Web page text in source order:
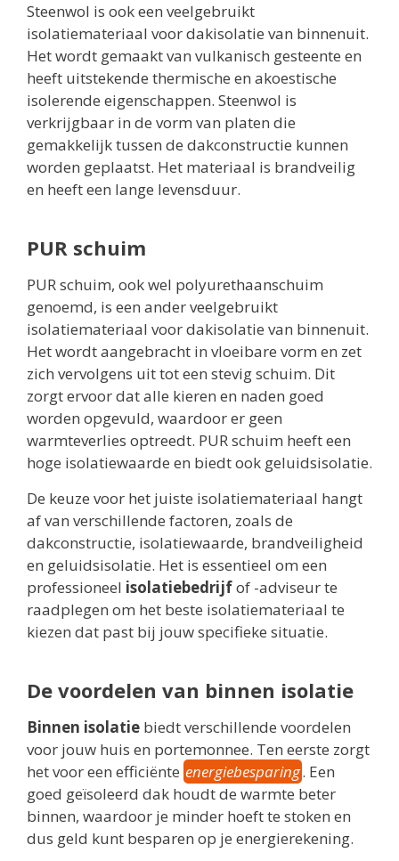
Steenwol is ook een veelgebruikt
isolatiemateriaal voor dakisolatie van binnenuit.
Het wordt gemaakt van vulkanisch gesteente en
heeft uitstekende thermische en akoestische
isolerende eigenschappen. Steenwol is
verkrijgbaar in de vorm van platen die
gemakkelijk tussen de dakconstructie kunnen
worden geplaatst. Het materiaal is brandveilig
en heeft een lange levensduur.
PUR schuim
PUR schuim, ook wel polyurethaanschuim
genoemd, is een ander veelgebruikt
isolatiemateriaal voor dakisolatie van binnenuit.
Het wordt aangebracht in vloeibare vorm en zet
zich vervolgens uit tot een stevig schuim. Dit
zorgt ervoor dat alle kieren en naden goed
worden opgevuld, waardoor er geen
warmteverlies optreedt. PUR schuim heeft een
hoge isolatiewaarde en biedt ook geluidsisolatie.
De keuze voor het juiste isolatiemateriaal hangt
af van verschillende factoren, zoals de
dakconstructie, isolatiewaarde, brandveiligheid
en geluidsisolatie. Het is essentieel om een
professioneel isolatiebedrijfof -adviseur te
raadplegen om het beste isolatiemateriaal te
kiezen dat past bij jouw specifieke situatie.
De voordelen van binnen isolatie
Binnen isolatie biedt verschillende voordelen
voor jouw huis en portemonnee. Ten eerste zorgt
het voor een efficiënte energiebesparing. Een
goed geïsoleerd dak houdt de warmte beter
binnen, waardoor je minder hoeft te stoken en
dus geld kunt besparen op je energierekening.